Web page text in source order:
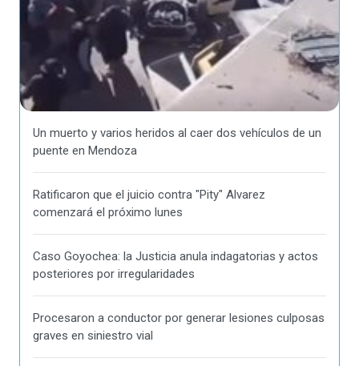
Un muerto y varios heridos al caer dos vehículos de un
puente en Mendoza
Ratificaron que el juicio contra "Pity" Alvarez
comenzará el próximo lunes
Caso Goyochea: la Justicia anula indagatorias y actos
posteriores por irregularidades
Procesaron a conductor por generar lesiones culposas
graves en siniestro vial